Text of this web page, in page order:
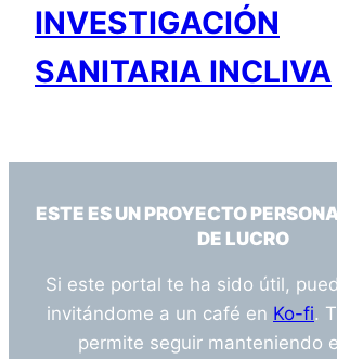
INVESTIGACIÓN
SANITARIA INCLIVA
ESTE ES UN PROYECTO
DE LUCRO
Si este portal te ha sido útil,
invitándome a un café en Ko-fi.
permite seguir manteniendo